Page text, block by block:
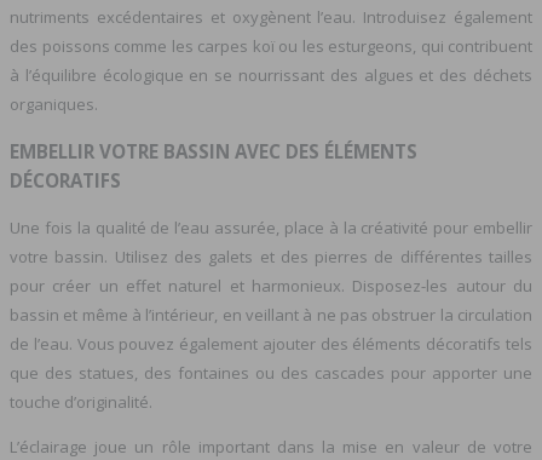
nutriments excédentaires et oxygènent l’eau. Introduisez également
des poissons comme les carpes koï ou les esturgeons, qui contribuent
à l’équilibre écologique en se nourrissant des algues et des déchets
organiques.
EMBELLIR VOTRE BASSIN AVEC DES ÉLÉMENTS
DÉCORATIFS
Une fois la qualité de l’eau assurée, place à la créativité pour embellir
votre bassin. Utilisez des galets et des pierres de différentes tailles
pour créer un effet naturel et harmonieux. Disposez-les autour du
bassin et même à l’intérieur, en veillant à ne pas obstruer la circulation
de l’eau. Vous pouvez également ajouter des éléments décoratifs tels
que des statues, des fontaines ou des cascades pour apporter une
touche d’originalité.
L’éclairage joue un rôle important dans la mise en valeur de votre